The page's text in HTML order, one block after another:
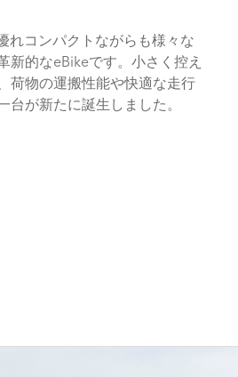
れコンパクトながらも様々な
新的なeBikeです。小さく控え
荷物の運搬性能や快適な走行
台が新たに誕生しました。